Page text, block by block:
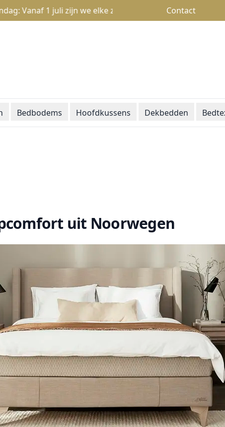
1 juli zijn we elke zondag open van 13u tot 18uContact
Bedbodems Hoofdkussens Dekbedden
uit Noorwegen